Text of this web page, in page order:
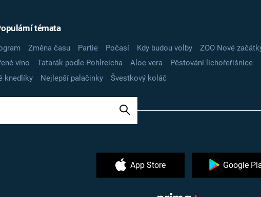
témata
Změna času Partie Počasí Kdy budou volby
ZOO Nové
víno Tatarák podle Pohlreicha Aloe vera
Pěstování lichořeřišnice
knedlíky Nejlepší palačinky Švestkový koláč
App Store Google